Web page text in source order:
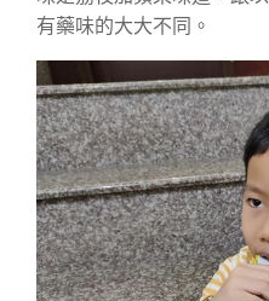
有藥味的大大不同。